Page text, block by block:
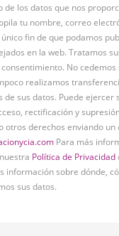
los datos que nos
tu nombre, correo
fin de que podamos
en la web. Tratamos
No cedemos
realizamos
de sus datos. Puede ejercer
rectificación y
otros derechos enviando un
Para más
Política de Privacidad
información sobre dónde,
sus datos.